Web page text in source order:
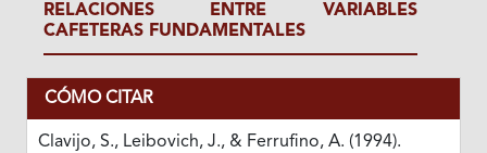
RELACIONES ENTRE VARIABLES
CAFETERAS FUNDAMENTALES
CÓMO CITAR
Clavijo, S., Leibovich, J., & Ferrufino, A. (1994).